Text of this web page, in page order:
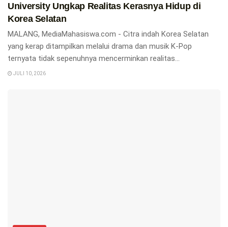
University Ungkap Realitas Kerasnya Hidup di
Korea Selatan
MALANG, MediaMahasiswa.com - Citra indah Korea Selatan
yang kerap ditampilkan melalui drama dan musik K-Pop
ternyata tidak sepenuhnya mencerminkan realitas...
JULI 10, 2026